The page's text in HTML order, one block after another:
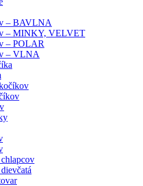
– BAVLNA
– MINKY, VELVET
– POLAR
– VLNA